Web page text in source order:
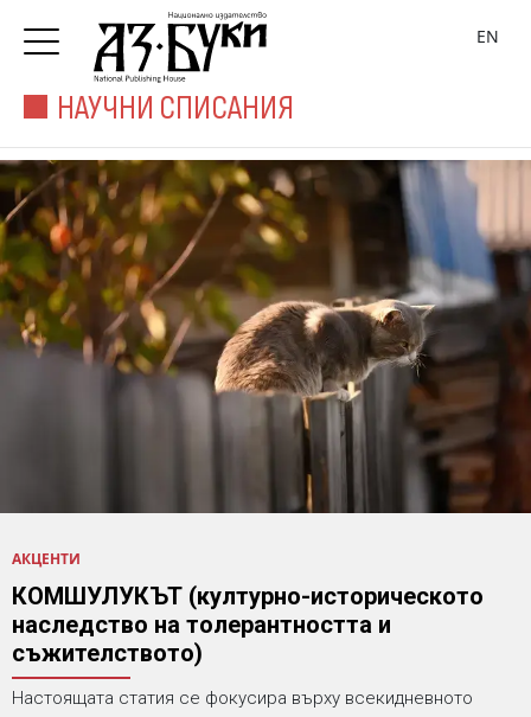
НАУЧНИ СПИСАНИЯ
EN
АКЦЕНТИ
КОМШУЛУКЪТ (културно-историческото
наследство на толерантността и
съжителството)
Настоящата статия се фокусира върху всекидневното